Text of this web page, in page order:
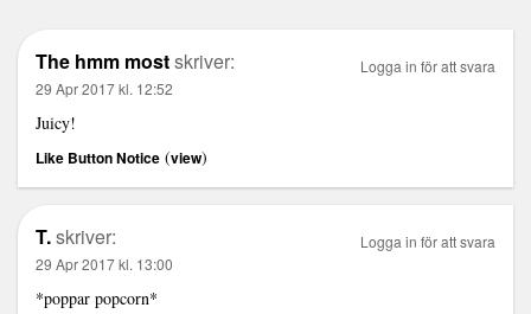
The hmm mostskriver:
29 Apr 2017 kl. 12:52
Juicy!
Like Button Notice (view)
Logga in för att svara
T.skriver:
29 Apr 2017 kl. 13:00
*poppar popcorn*
Logga in för att svara